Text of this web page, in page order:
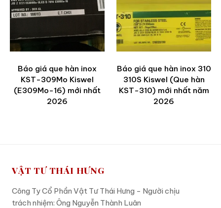
Báo giá que hàn inox
KST-309Mo Kiswel
(E309Mo-16) mới nhất
2026
Báo giá que hàn inox 310
310S Kiswel (Que hàn
KST-310) mới nhất năm
2026
VẬT TƯ THÁI HƯNG
Công Ty Cổ Phần Vật Tư Thái Hưng - Người chịu
trách nhiệm: Ông Nguyễn Thành Luân